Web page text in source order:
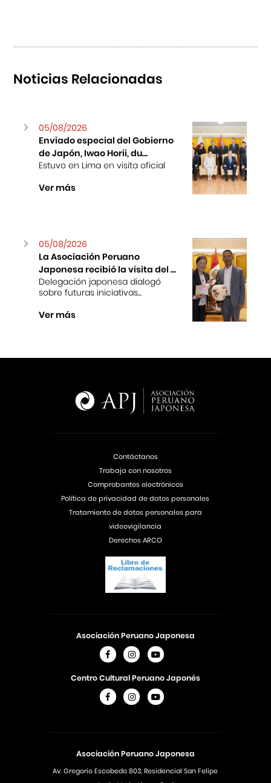
Noticias Relacionadas
05/08/2026
Enviado especial del Gobierno
de Japón, Iwao Horii, du...
Estuvo en Lima en visita oficial
Ver más
05/08/2026
La Asociación Peruano
Japonesa recibió la visita del ...
Delegación japonesa dialogó
sobre futuras iniciativas...
Ver más
Asociación Peruano Japonesa
Av. Gregorio Escobedo 803, Residencial San Felipe
Asociación Peruano Japonesa
Centro Cultural Peruano Japonés
Contáctanos
Trabaja con nosotros
Comprobantes electrónicos
Política de privacidad de datos personales
Tratamiento de datos personales para
videovigilancia
Derechos ARCO